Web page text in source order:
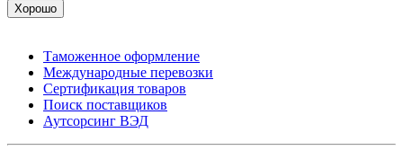
Хорошо
Таможенное оформление
Международные перевозки
Сертификация товаров
Поиск поставщиков
Аутсорсинг ВЭД